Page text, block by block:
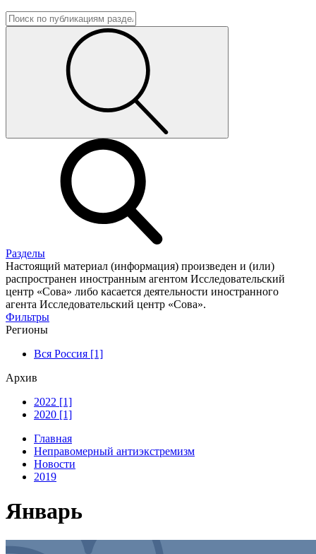
Разделы
Настоящий материал (информация) произведен и (или)
распространен иностранным агентом Исследовательский
центр «Сова» либо касается деятельности иностранного
агента Исследовательский центр «Сова».
Фильтры
Регионы
Вся Россия [1]
Архив
2022 [1]
2020 [1]
Главная
Неправомерный антиэкстремизм
Новости
2019
Январь